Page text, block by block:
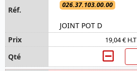
026.37.103.00.00
JOINT POT D
19,04 € H.T